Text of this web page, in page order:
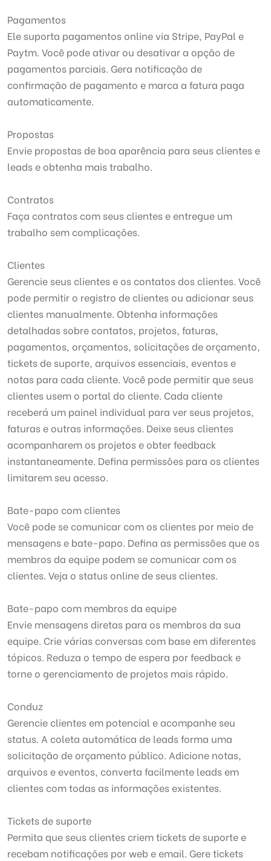
Pagamentos
Ele suporta pagamentos online via Stripe, PayPal e
Paytm. Você pode ativar ou desativar a opção de
pagamentos parciais. Gera notificação de
confirmação de pagamento e marca a fatura paga
automaticamente.
Propostas
Envie propostas de boa aparência para seus clientes e
leads e obtenha mais trabalho.
Contratos
Faça contratos com seus clientes e entregue um
trabalho sem complicações.
Clientes
Gerencie seus clientes e os contatos dos clientes. Você
pode permitir o registro de clientes ou adicionar seus
clientes manualmente. Obtenha informações
detalhadas sobre contatos, projetos, faturas,
pagamentos, orçamentos, solicitações de orçamento,
tickets de suporte, arquivos essenciais, eventos e
notas para cada cliente. Você pode permitir que seus
clientes usem o portal do cliente. Cada cliente
receberá um painel individual para ver seus projetos,
faturas e outras informações. Deixe seus clientes
acompanharem os projetos e obter feedback
instantaneamente. Defina permissões para os clientes
limitarem seu acesso.
Bate-papo com clientes
Você pode se comunicar com os clientes por meio de
mensagens e bate-papo. Defina as permissões que os
membros da equipe podem se comunicar com os
clientes. Veja o status online de seus clientes.
Bate-papo com membros da equipe
Envie mensagens diretas para os membros da sua
equipe. Crie várias conversas com base em diferentes
tópicos. Reduza o tempo de espera por feedback e
torne o gerenciamento de projetos mais rápido.
Conduz
Gerencie clientes em potencial e acompanhe seu
status. A coleta automática de leads forma uma
solicitação de orçamento público. Adicione notas,
arquivos e eventos, converta facilmente leads em
clientes com todas as informações existentes.
Tickets de suporte
Permita que seus clientes criem tickets de suporte e
recebam notificações por web e email. Gere tickets